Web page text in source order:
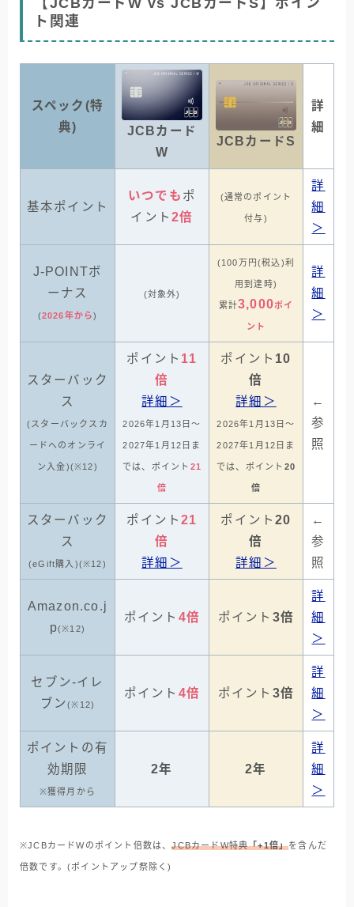
ト関連
スペック(特
典)
JCBカード
W
JCBカードS
詳
細
基本ポイント
いつでも ポ
イント2倍
(通常のポイント
付与)
詳
細
＞
J-POINTボ
ーナス
(2026年から)
(対象外)
(100万円(税込)利
用到達時)
累計3,000ポイ
ント
詳
細
＞
スターバック
ス
(スターバックスカ
ードへのオンライ
ン入金)(※12)
ポイント 11
倍
詳細＞
2026年1月13日～
2027年1月12日ま
では、ポイント 21
倍
ポイント 10
倍
詳細＞
2026年1月13日～
2027年1月12日ま
では、ポイント 20
倍
←
参
照
スターバック
ス
(eGift購入)(※12)
ポイント21
倍
詳細＞
ポイント20
倍
詳細＞
←
参
照
Amazon.co.j
p(※12)
ポイント 4倍 ポイント 3倍
詳
細
＞
セブン-イレ
ブン(※12)
ポイント 4倍 ポイント 3倍
詳
細
＞
ポイントの有
効期限
※獲得月から
2年 2年
詳
細
＞
※JCBカードWのポイント倍数は、JCBカードW特典「+1倍」を含んだ
倍数です。(ポイントアップ祭除く)